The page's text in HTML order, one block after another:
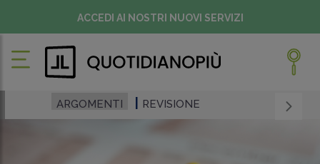
ACCEDI AI NOSTRI NUOVI SERVIZI
ARGOMENTI REVISIONE